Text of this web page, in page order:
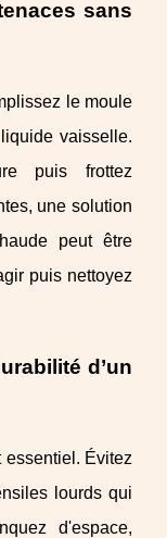
sans
le moule
vaisselle.
puis frottez
une solution
peut être
puis nettoyez
d’un
essentiel. Évitez
lourds qui
d'espace,